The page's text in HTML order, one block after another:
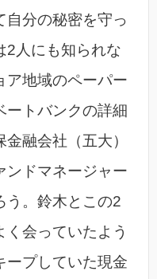
自分の秘密を守っ
2人にも知られな
ア地域のペーパー
ートバンクの詳細
融会社（五大）
ンドマネージャー
う。鈴木とこの2
く会っていたよう
ープしていた現金